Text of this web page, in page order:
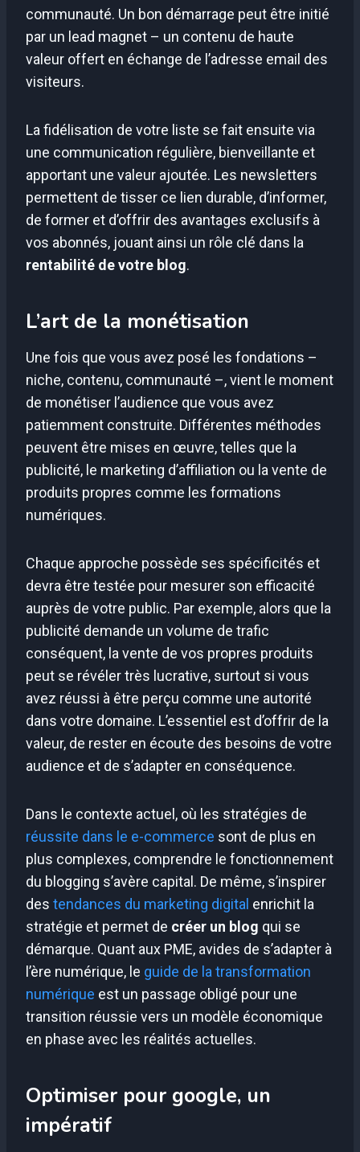
communauté. Un bon démarrage peut être initié
par un lead magnet – un contenu de haute
valeur offert en échange de l’adresse email des
visiteurs.
La fidélisation de votre liste se fait ensuite via
une communication régulière, bienveillante et
apportant une valeur ajoutée. Les newsletters
permettent de tisser ce lien durable, d’informer,
de former et d’offrir des avantages exclusifs à
vos abonnés, jouant ainsi un rôle clé dans la
rentabilité de votre blog.
L’art de la monétisation
Une fois que vous avez posé les fondations –
niche, contenu, communauté –, vient le moment
de monétiser l’audience que vous avez
patiemment construite. Différentes méthodes
peuvent être mises en œuvre, telles que la
publicité, le marketing d’affiliation ou la vente de
produits propres comme les formations
numériques.
Chaque approche possède ses spécificités et
devra être testée pour mesurer son efficacité
auprès de votre public. Par exemple, alors que la
publicité demande un volume de trafic
conséquent, la vente de vos propres produits
peut se révéler très lucrative, surtout si vous
avez réussi à être perçu comme une autorité
dans votre domaine. L’essentiel est d’offrir de la
valeur, de rester en écoute des besoins de votre
audience et de s’adapter en conséquence.
Dans le contexte actuel, où les stratégies de
réussite dans le e-commerce sont de plus en
plus complexes, comprendre le fonctionnement
du blogging s’avère capital. De même, s’inspirer
des tendances du marketing digital enrichit la
stratégie et permet de créer un blog qui se
démarque. Quant aux PME, avides de s’adapter à
l’ère numérique, le guide de la transformation
numérique est un passage obligé pour une
transition réussie vers un modèle économique
en phase avec les réalités actuelles.
Optimiser pour google, un
impératif